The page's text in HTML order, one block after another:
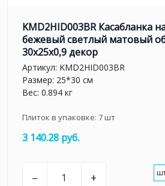
KMD2HID003BR Касабланка
бежевый светлый матовый
30x25x0,9 декор
Артикул: KMD2HID003BR
Размер: 25*30 см
Вес: 0.894 кг
Плиток в упаковке: 7шт
3 140.28 руб.
– +